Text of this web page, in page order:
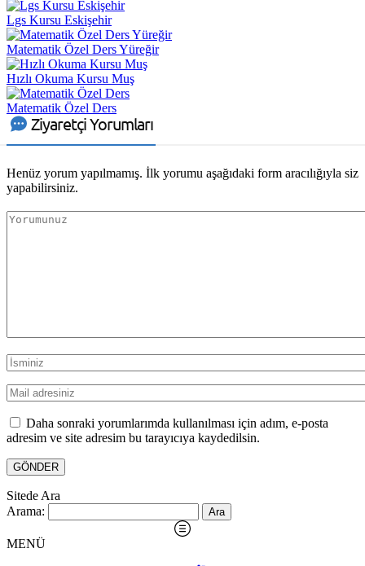
Lgs Kursu Eskişehir
Matematik Özel Ders Yüreğir
Hızlı Okuma Kursu Muş
Matematik Özel Ders
Ziyaretçi Yorumları
Henüz yorum yapılmamış. İlk yorumu aşağıdaki form aracılığıyla siz
yapabilirsiniz.
Daha sonraki yorumlarımda kullanılması için adım, e-posta
adresim ve site adresim bu tarayıcıya kaydedilsin.
Sitede Ara
Arama:
MENÜ